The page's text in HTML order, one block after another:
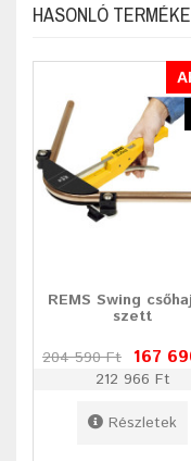
HASONLÓ
REMS Swing
szett
204 590 Ft 167
212 966 Ft
Részletek